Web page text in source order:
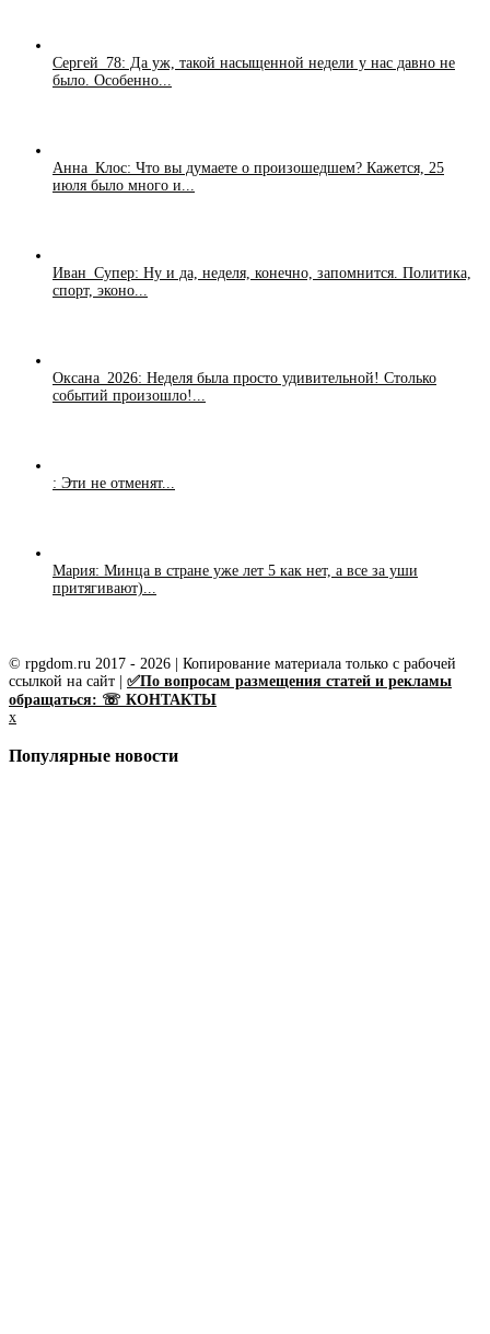
Сергей_78: Да уж, такой насыщенной недели у нас давно не
было. Особенно...
Анна_Клос: Что вы думаете о произошедшем? Кажется, 25
июля было много и...
Иван_Супер: Ну и да, неделя, конечно, запомнится. Политика,
спорт, эконо...
Оксана_2026: Неделя была просто удивительной! Столько
событий произошло!...
: Эти не отменят...
Мария: Минца в стране уже лет 5 как нет, а все за уши
притягивают)...
© rpgdom.ru 2017 - 2026 | Копирование материала только с рабочей
ссылкой на сайт | ✅По вопросам размещения статей и рекламы
обращаться: ☏ КОНТАКТЫ
x
Популярные новости